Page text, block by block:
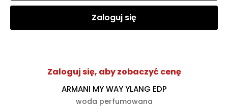
Zaloguj się
Zaloguj się, aby zobaczyć cenę
ARMANI MY WAY YLANG EDP
woda perfumowana